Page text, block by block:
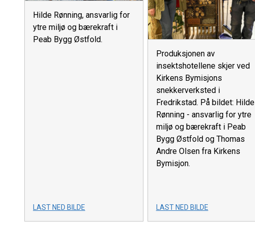
Hilde Rønning, ansvarlig for
ytre miljø og bærekraft i
Peab Bygg Østfold.
LAST NED BILDE
Produksjonen av
insektshotellene skjer ved
Kirkens Bymisjons
snekkerverksted i
Fredrikstad. På bildet: Hilde
Rønning - ansvarlig for ytre
miljø og bærekraft i Peab
Bygg Østfold og Thomas
Andre Olsen fra Kirkens
Bymisjon.
LAST NED BILDE